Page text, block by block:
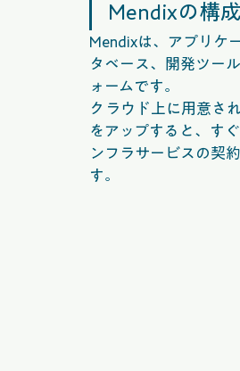
Mendixの構成
Mendixは、アプリケ
タベース、開発ツー
ォームです。
クラウド上に用意さ
をアップすると、す
ンフラサービスの契
す。